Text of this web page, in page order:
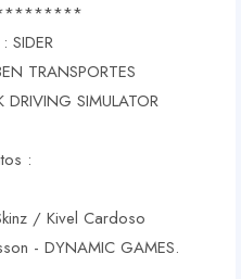
*********
SIDER
TRANSPORTES
SIMULATOR
:
/ Kivel Cardoso
- DYNAMIC GAMES.